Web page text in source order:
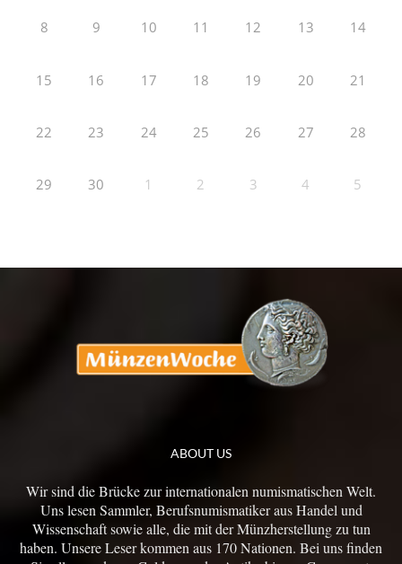
8 9 10 11 12 13 14
15 16 17 18 19 20 21
22 23 24 25 26 27 28
29 30 1 2 3 4 5
ABOUT US
Wir sind die Brücke zur internationalen numismatischen Welt.
Uns lesen Sammler, Berufsnumismatiker aus Handel und
Wissenschaft sowie alle, die mit der Münzherstellung zu tun
haben. Unsere Leser kommen aus 170 Nationen. Bei uns finden